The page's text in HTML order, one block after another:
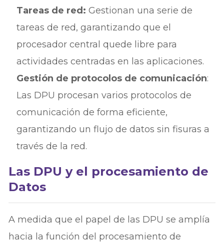
Tareas de red: Gestionan una serie de
tareas de red, garantizando que el
procesador central quede libre para
actividades centradas en las aplicaciones.
Gestión de protocolos de comunicación:
Las DPU procesan varios protocolos de
comunicación de forma eficiente,
garantizando un flujo de datos sin fisuras a
través de la red.
Las DPU y el procesamiento de
Datos
A medida que el papel de las DPU se amplía
hacia la función del procesamiento de